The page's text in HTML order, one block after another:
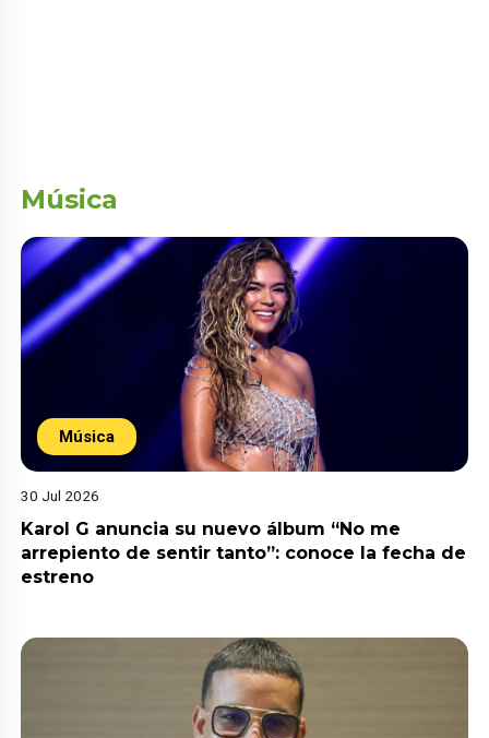
Música
Música
30 Jul 2026
Karol G anuncia su nuevo álbum “No me
arrepiento de sentir tanto”: conoce la fecha de
estreno